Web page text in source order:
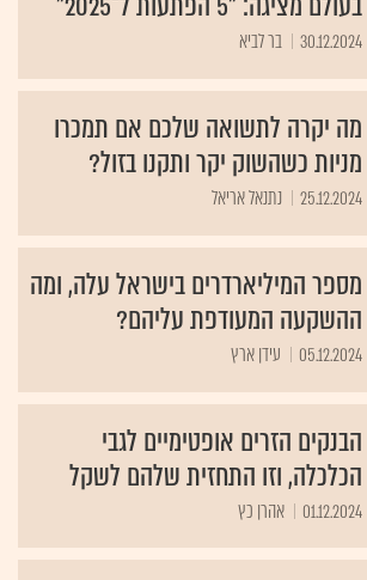
30.12.2024 בר לביא
מה יקרה לתשואה שלכם אם תמכרו
מניות כשהשוק יקר ותקנו בזול?
25.12.2024 נתנאל אריאל
מספר המיליארדרים בישראל עלה, ומה
ההשקעה המעודפת עליהם?
05.12.2024 עידן ארץ
הבנקים הזרים אופטימיים לגבי
הכלכלה, וזו התחזית שלהם לשקל
01.12.2024 אהרן כץ